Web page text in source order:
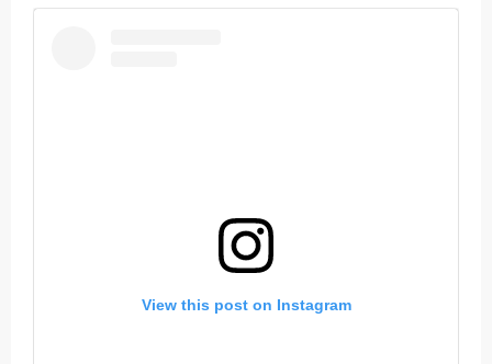
View this post on Instagram